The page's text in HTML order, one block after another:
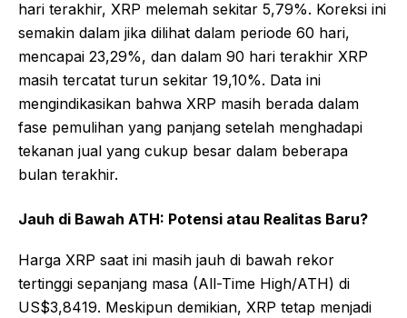
hari terakhir, XRP melemah sekitar 5,79%. Koreksi ini
semakin dalam jika dilihat dalam periode 60 hari,
mencapai 23,29%, dan dalam 90 hari terakhir XRP
masih tercatat turun sekitar 19,10%. Data ini
mengindikasikan bahwa XRP masih berada dalam
fase pemulihan yang panjang setelah menghadapi
tekanan jual yang cukup besar dalam beberapa
bulan terakhir.
Jauh di Bawah ATH: Potensi atau Realitas Baru?
Harga XRP saat ini masih jauh di bawah rekor
tertinggi sepanjang masa (All-Time High/ATH) di
US$3,8419. Meskipun demikian, XRP tetap menjadi